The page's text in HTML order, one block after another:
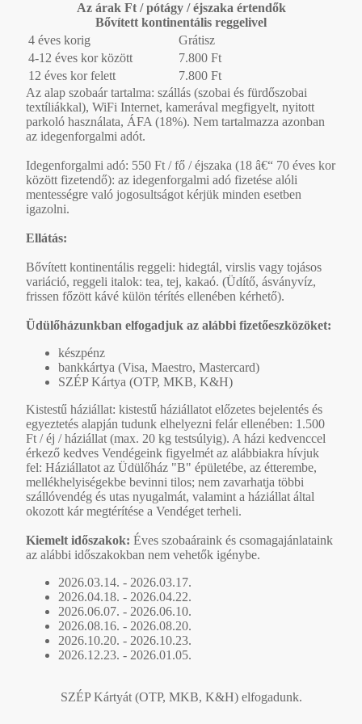
Az árak Ft / pótágy / éjszaka értendők
Bővített kontinentális reggelivel
4 éves korig
Grátisz
4-12 éves kor között
7.800 Ft
12 éves kor felett
7.800 Ft
Az alap szobaár tartalma: szállás (szobai és fürdőszobai
textíliákkal), WiFi Internet, kamerával megfigyelt, nyitott
parkoló használata, ÁFA (18%). Nem tartalmazza azonban
az idegenforgalmi adót.
Idegenforgalmi adó: 550 Ft / fő / éjszaka (18 â€“ 70 éves kor
között fizetendő): az idegenforgalmi adó fizetése alóli
mentességre való jogosultságot kérjük minden esetben
igazolni.
Ellátás:
Bővített kontinentális reggeli: hidegtál, virslis vagy tojásos
variáció, reggeli italok: tea, tej, kakaó. (Üdítő, ásványvíz,
frissen főzött kávé külön térítés ellenében kérhető).
Üdülőházunkban elfogadjuk az alábbi fizetőeszközöket:
készpénz
bankkártya (Visa, Maestro, Mastercard)
SZÉP Kártya (OTP, MKB, K&H)
Kistestű háziállat: kistestű háziállatot előzetes bejelentés és
egyeztetés alapján tudunk elhelyezni felár ellenében: 1.500
Ft / éj / háziállat (max. 20 kg testsúlyig). A házi kedvenccel
érkező kedves Vendégeink figyelmét az alábbiakra hívjuk
fel: Háziállatot az Üdülőház "B" épületébe, az étterembe,
mellékhelyiségekbe bevinni tilos; nem zavarhatja többi
szállóvendég és utas nyugalmát, valamint a háziállat által
okozott kár megtérítése a Vendéget terheli.
Kiemelt időszakok: Éves szobaáraink és csomagajánlataink
az alábbi időszakokban nem vehetők igénybe.
2026.03.14. - 2026.03.17.
2026.04.18. - 2026.04.22.
2026.06.07. - 2026.06.10.
2026.08.16. - 2026.08.20.
2026.10.20. - 2026.10.23.
2026.12.23. - 2026.01.05.
SZÉP Kártyát (OTP, MKB, K&H) elfogadunk.